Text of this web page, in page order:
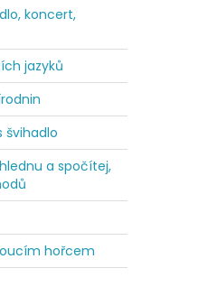
koncert,
jazyků
švihadlo
a spočítej,
hořcem